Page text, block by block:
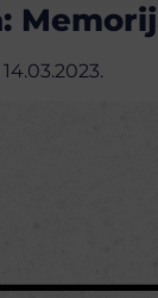
14.03.2023.